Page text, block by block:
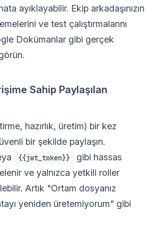
ayıklayabilir. Ekip arkadaşınızın
ve test çalıştırmalarını
Dokümanlar gibi gerçek
Sahip Paylaşılan
hazırlık, üretim) bir kez
bir şekilde paylaşın.
{{jwt_token}}
gibi hassas
ve yalnızca yetkili roller
Artık "Ortam dosyanız
yeniden üretemiyorum" gibi